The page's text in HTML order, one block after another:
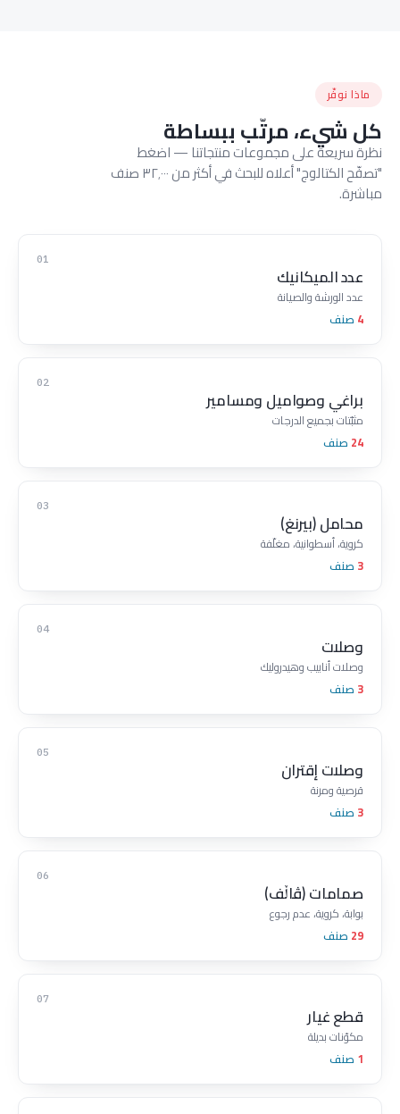
ماذا نوفّر
كل شيء، مرتّب ببساطة
نظرة سريعة على مجموعات منتجاتنا — اضغط
"تصفّح الكتالوج" أعلاه للبحث في أكثر من ٣٢٬٠٠٠ صنف
مباشرة.
01
عدد الميكانيك
عدد الورشة والصيانة
4 صنف
02
براغي وصواميل ومسامير
مثبّتات بجميع الدرجات
24 صنف
03
محامل (بيرنغ)
كروية، أسطوانية، مغلّفة
3 صنف
04
وصلات
وصلات أنابيب وهيدروليك
3 صنف
05
وصلات إقتران
قرصية ومرنة
3 صنف
06
صمامات (ڤاڵف)
بوابة، كروية، عدم رجوع
29 صنف
07
قطع غيار
مكوّنات بديلة
1 صنف